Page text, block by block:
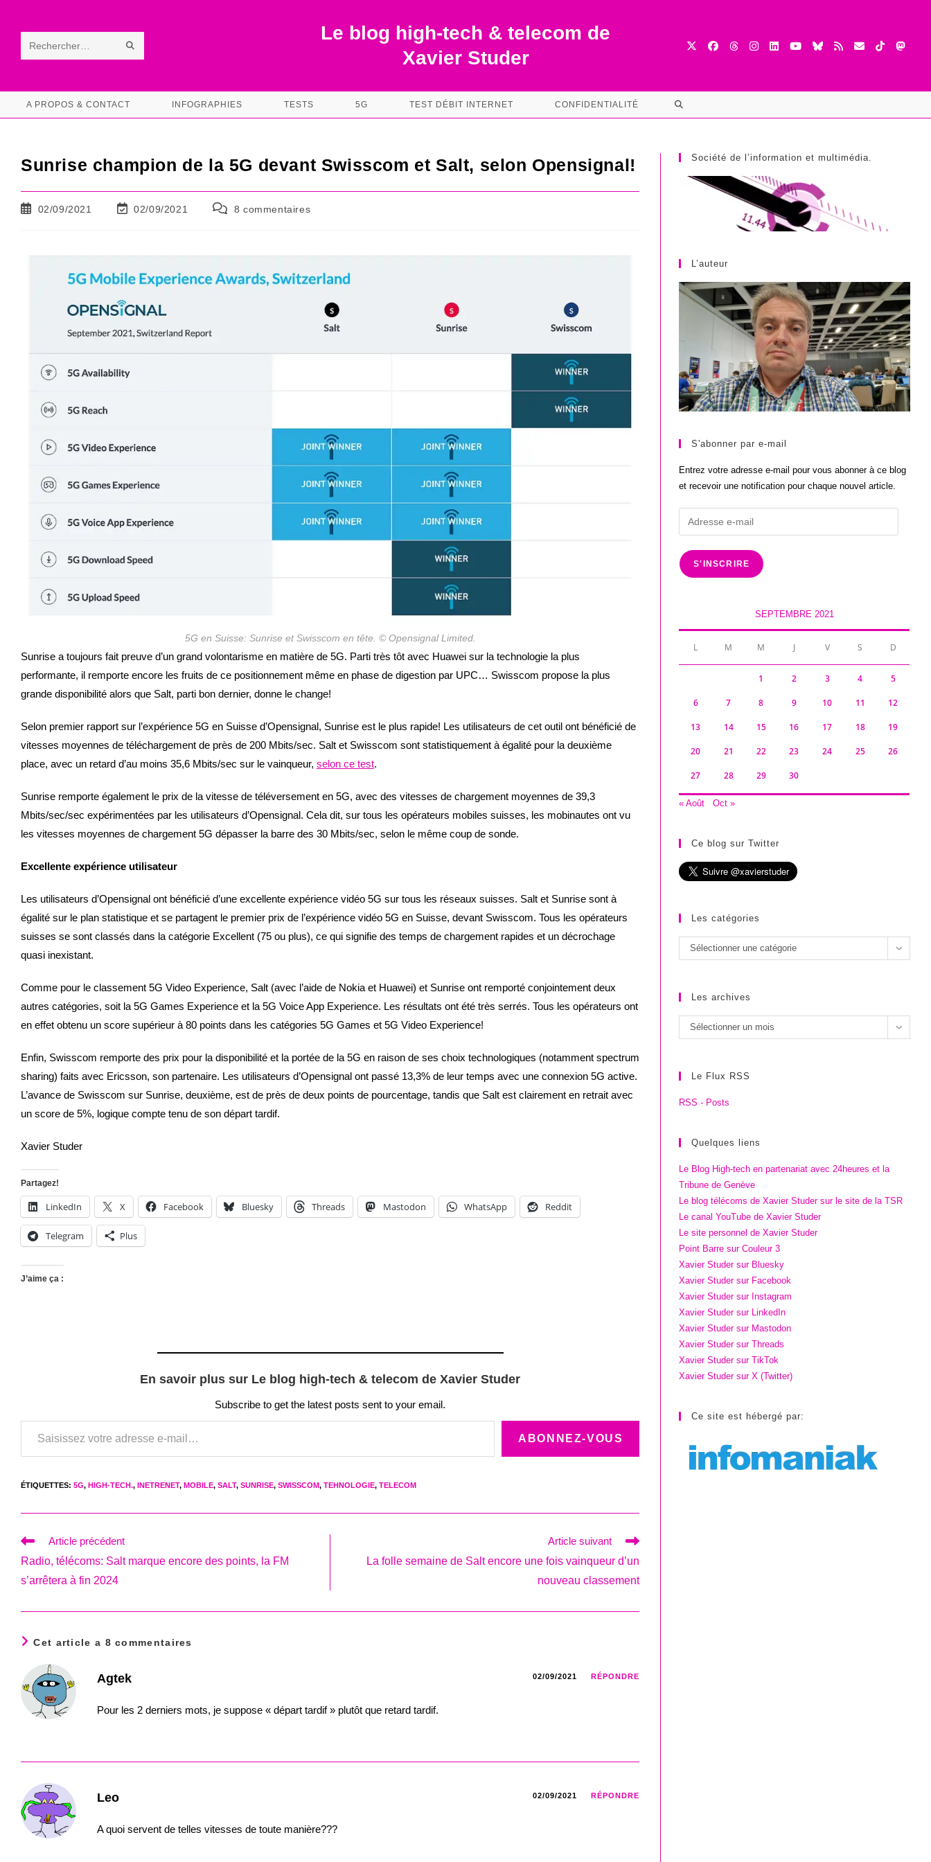
contentRechercher
ce RECHERCHE
Le blog high-tech & telecom de
Xavier Studer
A PROPOS & CONTACT INFOGRAPHIES TESTS 5G TEST DÉBIT INTERNET CONFIDENTIALITÉ TOGGLE
SEARCH
Sunrise champion de la 5G devant Swisscom et Salt, selon Opensignal!
Publication
02/09/2021
Dernière
02/09/2021
Commentaires
8 commentaires
5G en Suisse: Sunrise et Swisscom en tête. © Opensignal Limited.
Sunrise a toujours fait preuve d’un grand volontarisme en matière de 5G. Parti très tôt avec Huawei sur la technologie la plus
performante, il remporte encore les fruits de ce positionnement même en phase de digestion par UPC… Swisscom propose la plus
grande disponibilité alors que Salt, parti bon dernier, donne le change!
Selon premier rapport sur l’expérience 5G en Suisse d’Opensignal, Sunrise est le plus rapide! Les utilisateurs de cet outil ont bénéficié de
vitesses moyennes de téléchargement de près de 200 Mbits/sec. Salt et Swisscom sont statistiquement à égalité pour la deuxième
place, avec un retard d’au moins 35,6 Mbits/sec sur le vainqueur, selon ce test.
Sunrise remporte également le prix de la vitesse de téléversement en 5G, avec des vitesses de chargement moyennes de 39,3
Mbits/sec/sec expérimentées par les utilisateurs d’Opensignal. Cela dit, sur tous les opérateurs mobiles suisses, les mobinautes ont vu
les vitesses moyennes de chargement 5G dépasser la barre des 30 Mbits/sec, selon le même coup de sonde.
Excellente expérience utilisateur
Les utilisateurs d’Opensignal ont bénéficié d’une excellente expérience vidéo 5G sur tous les réseaux suisses. Salt et Sunrise sont à
égalité sur le plan statistique et se partagent le premier prix de l’expérience vidéo 5G en Suisse, devant Swisscom. Tous les opérateurs
suisses se sont classés dans la catégorie Excellent (75 ou plus), ce qui signifie des temps de chargement rapides et un décrochage
quasi inexistant.
Comme pour le classement 5G Video Experience, Salt (avec l’aide de Nokia et Huawei) et Sunrise ont remporté conjointement deux
autres catégories, soit la 5G Games Experience et la 5G Voice App Experience. Les résultats ont été très serrés. Tous les opérateurs ont
en effet obtenu un score supérieur à 80 points dans les catégories 5G Games et 5G Video Experience!
Enfin, Swisscom remporte des prix pour la disponibilité et la portée de la 5G en raison de ses choix technologiques (notamment spectrum
sharing) faits avec Ericsson, son partenaire. Les utilisateurs d’Opensignal ont passé 13,3% de leur temps avec une connexion 5G active.
L’avance de Swisscom sur Sunrise, deuxième, est de près de deux points de pourcentage, tandis que Salt est clairement en retrait avec
un score de 5%, logique compte tenu de son départ tardif.
Xavier Studer
Partagez!
LinkedIn X Facebook Bluesky Threads Mastodon WhatsApp Reddit
Telegram Plus
J’aime ça :
En savoir plus sur Le blog high-tech & telecom de Xavier Studer
Subscribe to get the latest posts sent to your email.
Saisissez votre adresse e-mail…
ABONNEZ-VOUS
ÉTIQUETTES: 5G, HIGH-TECH., INETRENET, MOBILE, SALT, SUNRISE, SWISSCOM, TEHNOLOGIE, TELECOM
Read
articles
Article précédent
Radio, télécoms: Salt marque encore des points, la FM
s’arrêtera à fin 2024
Article suivant
La folle semaine de Salt encore une fois vainqueur d’un
nouveau classement
Cet article a 8 commentaires
Agtek 02/09/2021 RÉPONDRE
Pour les 2 derniers mots, je suppose « départ tardif » plutôt que retard tardif.
Leo 02/09/2021 RÉPONDRE
A quoi servent de telles vitesses de toute manière???
Société de l’information et multimédia.
L’auteur
S'abonner par e-mail
Entrez votre adresse e-mail pour vous abonner à ce blog
et recevoir une notification pour chaque nouvel article.
Adresse
e-
mail
S'INSCRIRE
SEPTEMBRE 2021
L M M J V S D
1 2 3 4 5
6 7 8 9 10 11 12
13 14 15 16 17 18 19
20 21 22 23 24 25 26
27 28 29 30
« Août Oct »
Ce blog sur Twitter
Les catégories
Les
catégories
Sélectionner une catégorie
Les archives
Les
archives
Sélectionner un mois
Le Flux RSS
RSS - Posts
Quelques liens
Le Blog High-tech en partenariat avec 24heures et la
Tribune de Genève
Le blog télécoms de Xavier Studer sur le site de la TSR
Le canal YouTube de Xavier Studer
Le site personnel de Xavier Studer
Point Barre sur Couleur 3
Xavier Studer sur Bluesky
Xavier Studer sur Facebook
Xavier Studer sur Instagram
Xavier Studer sur LinkedIn
Xavier Studer sur Mastodon
Xavier Studer sur Threads
Xavier Studer sur TikTok
Xavier Studer sur X (Twitter)
Ce site est hébergé par: